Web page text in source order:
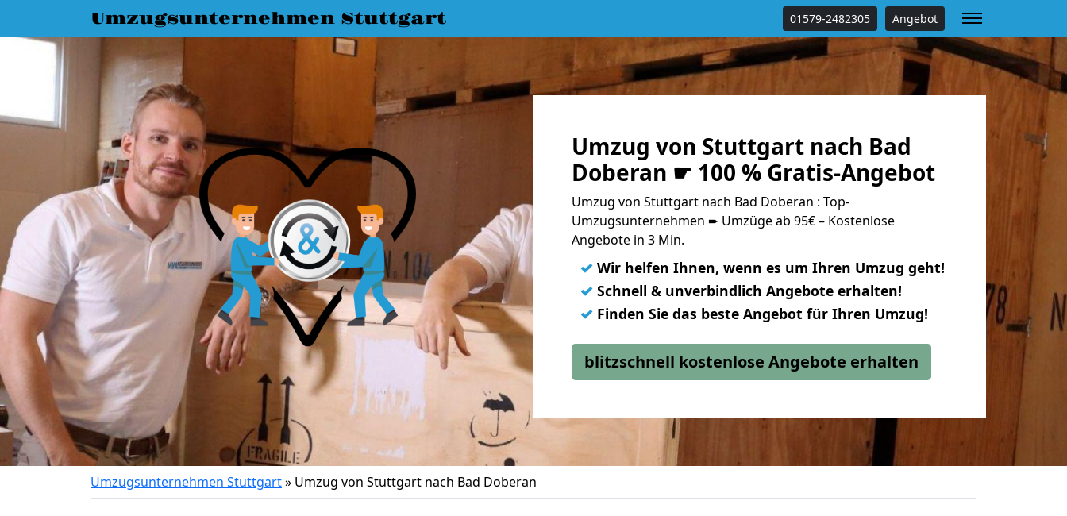
Umzugsunternehmen Stuttgart 01579-2482305 Angebot
Umzug von Stuttgart nach Bad
Doberan ☛ 100 % Gratis-Angebot
Umzug von Stuttgart nach Bad Doberan : Top-
Umzugsunternehmen ➨ Umzüge ab 95€ – Kostenlose
Angebote in 3 Min.
✓ Wir helfen Ihnen, wenn es um Ihren Umzug geht!
✓ Schnell & unverbindlich Angebote erhalten!
✓ Finden Sie das beste Angebot für Ihren Umzug!
blitzschnell kostenlose Angebote erhalten
Umzugsunternehmen Stuttgart» Umzug von Stuttgart nach Bad Doberan